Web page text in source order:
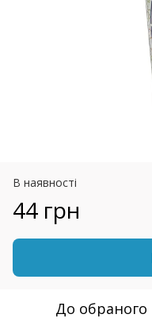
В наявності
44 грн
До обраного